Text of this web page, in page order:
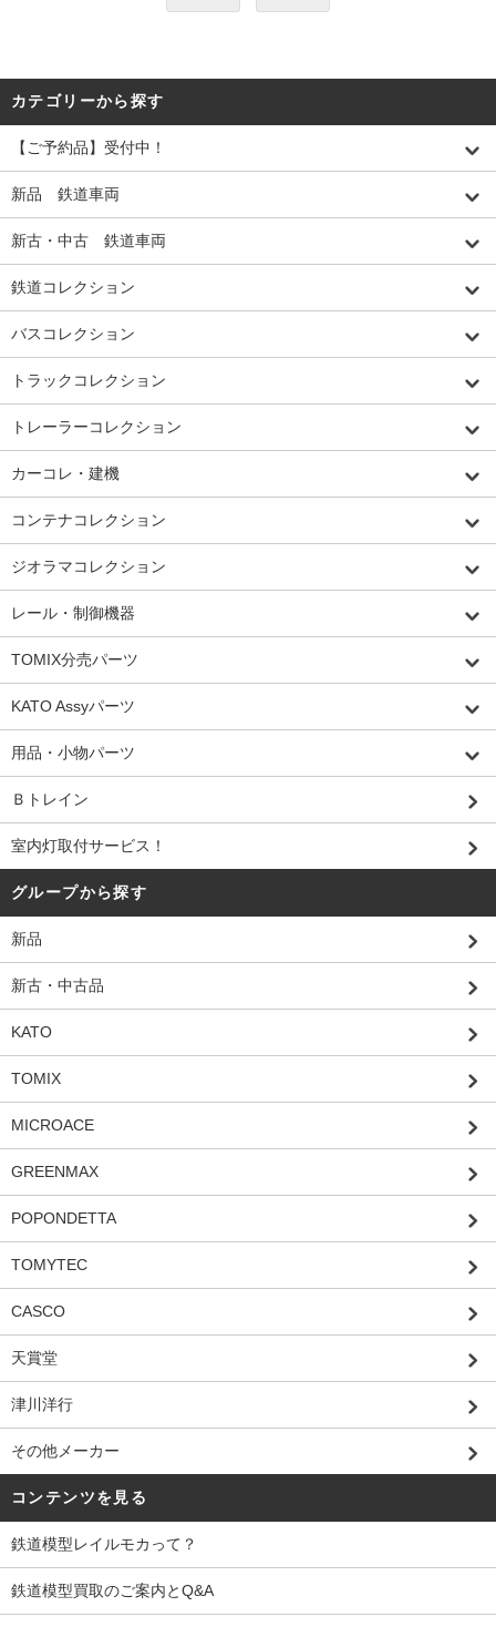
カテゴリーから探す
【ご予約品】受付中！
新品 鉄道車両
新古・中古 鉄道車両
鉄道コレクション
バスコレクション
トラックコレクション
トレーラーコレクション
カーコレ・建機
コンテナコレクション
ジオラマコレクション
レール・制御機器
TOMIX分売パーツ
KATO Assyパーツ
用品・小物パーツ
Ｂトレイン
室内灯取付サービス！
グループから探す
新品
新古・中古品
KATO
TOMIX
MICROACE
GREENMAX
POPONDETTA
TOMYTEC
CASCO
天賞堂
津川洋行
その他メーカー
コンテンツを見る
鉄道模型レイルモカって？
鉄道模型買取のご案内とQ&A